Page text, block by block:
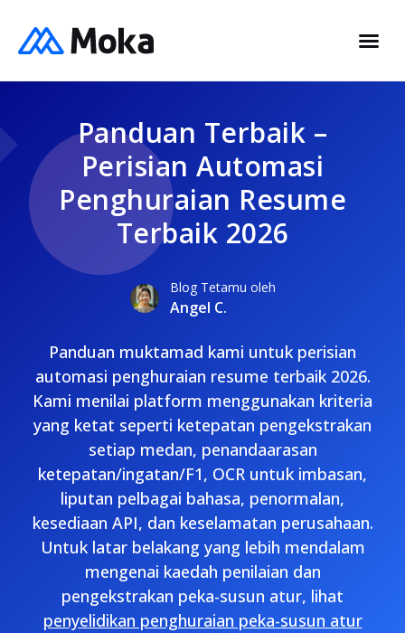
Panduan Terbaik –
Perisian Automasi
Penghuraian Resume
Terbaik 2026
Blog Tetamu oleh
Angel C.
Panduan muktamad kami untuk perisian
automasi penghuraian resume terbaik 2026.
Kami menilai platform menggunakan kriteria
yang ketat seperti ketepatan pengekstrakan
setiap medan, penandaarasan
ketepatan/ingatan/F1, OCR untuk imbasan,
liputan pelbagai bahasa, penormalan,
kesediaan API, dan keselamatan perusahaan.
Untuk latar belakang yang lebih mendalam
mengenai kaedah penilaian dan
pengekstrakan peka-susun atur, lihat
penyelidikan penghuraian peka-susun atur